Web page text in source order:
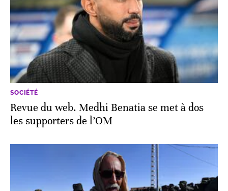
SOCIÉTÉ
Revue du web. Medhi Benatia se met à dos
les supporters de l’OM